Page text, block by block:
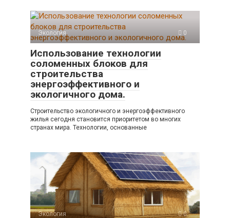
Экология 0
Использование технологии
соломенных блоков для
строительства
энергоэффективного и
экологичного дома.
Строительство экологичного и энергоэффективного
жилья сегодня становится приоритетом во многих
странах мира. Технологии, основанные
Экология 0